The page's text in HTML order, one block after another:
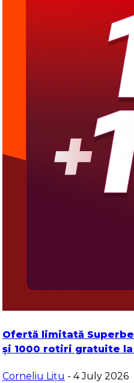
Ofertă limitată
și 1000 rotiri gratuite la
Corneliu Lițu - 4 July 2026